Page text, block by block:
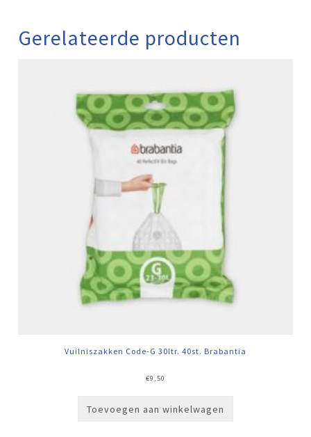
Gerelateerde producten
Vuilniszakken Code-G 30ltr. 40st. Brabantia
€9,50
Toevoegen aan winkelwagen